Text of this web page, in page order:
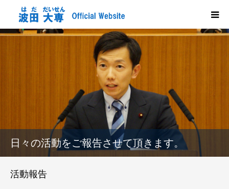
日々の活動をご報告させて頂きます。
活動報告
活動報告